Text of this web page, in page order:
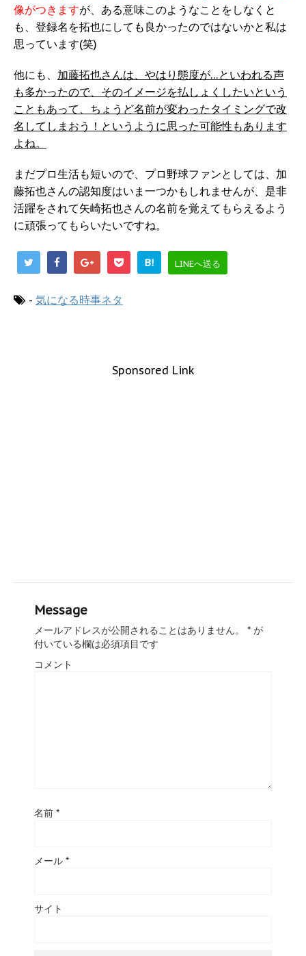
像がつきますが、ある意味このようなことをしなくと
も、登録名を拓也にしても良かったのではないかと私は
思っています(笑)
他にも、 加藤拓也さんは、やはり態度が…といわれる声
も多かったので、そのイメージを払しょくしたいという
こともあって、ちょうど名前が変わったタイミングで改
名してしまおう！というように思った可能性もあります
よね。
まだプロ生活も短いので、プロ野球ファンとしては、加
藤拓也さんの認知度はいま一つかもしれませんが、是非
活躍をされて矢崎拓也さんの名前を覚えてもらえるよう
に頑張ってもらいたいですね。
B! LINEへ送る
- 気になる時事ネタ
Sponsored Link
Message
メールアドレスが公開されることはありません。 * が
付いている欄は必須項目です
コメント
名前 *
メール *
サイト